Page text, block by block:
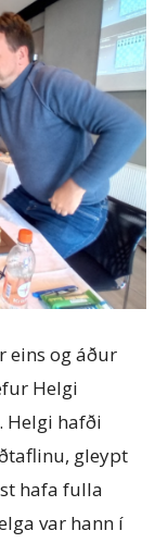
eins og áður
Helgi
Helgi hafði
gleypt
hafa fulla
var hann í